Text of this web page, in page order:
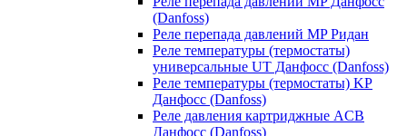
(Danfoss)
Реле перепада давлений MP Ридан
Реле температуры (термостаты)
универсальные UT Данфосс (Danfoss)
Реле температуры (термостаты) KP
Данфосс (Danfoss)
Реле давления картриджные ACB
Данфосс (Danfoss)